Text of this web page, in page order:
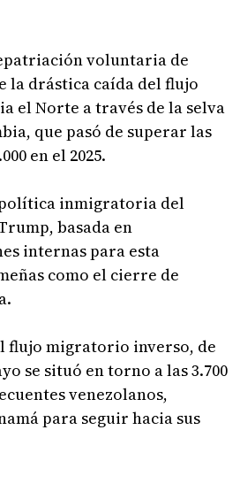
voluntaria de
la drástica caída del flujo
el Norte a través de la selva
que pasó de superar las
en el 2025.
inmigratoria del
basada en
internas para esta
como el cierre de
flujo migratorio inverso, de
se situó en torno a las 3.700
venezolanos,
para seguir hacia sus